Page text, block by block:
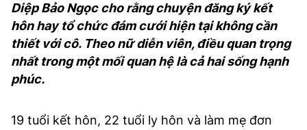
KBIZ
ĐIỂM ĐẾN
ẢNH
ẨM THỰC
TƯ VẤN
HIGHTECH
TIÊU ĐIỂM - SPOTLIGHT
BẠN CẦN BIẾT
E-MAGAZINE
Diệp Bảo Ngọc cho rằng chuyện đăng ký kết
hôn hay tổ chức đám cưới hiện tại không cần
thiết với cô. Theo nữ diễn viên, điều quan trọng
nhất trong một mối quan hệ là cả hai sống hạnh
phúc.
19 tuổi kết hôn, 22 tuổi ly hôn và làm mẹ đơn